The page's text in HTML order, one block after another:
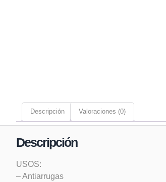
Descripción Valoraciones (0)
Descripción
USOS:
– Antiarrugas